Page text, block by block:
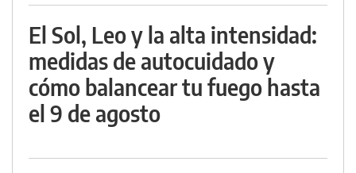
El Sol, Leo y la alta intensidad:
medidas de autocuidado y
cómo balancear tu fuego hasta
el 9 de agosto